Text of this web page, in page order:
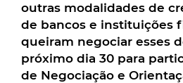
outras modalidades de
de bancos e instituições
queiram negociar esses
próximo dia 30 para
de Negociação e